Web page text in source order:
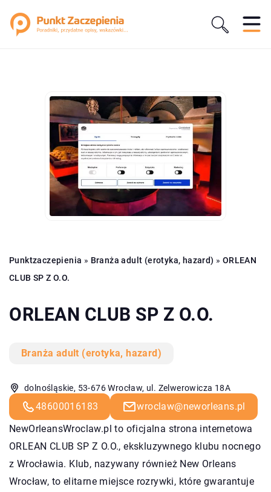
Punktzaczepienia » Branża adult (erotyka, hazard) » ORLEAN
CLUB SP Z O.O.
ORLEAN CLUB SP Z O.O.
Branża adult (erotyka, hazard)
dolnośląskie, 53-676 Wrocław, ul. Zelwerowicza 18A
48600016183
wroclaw@neworleans.pl
NewOrleansWroclaw.pl to oficjalna strona internetowa
ORLEAN CLUB SP Z O.O., ekskluzywnego klubu nocnego
z Wrocławia. Klub, nazywany również New Orleans
Wrocław, to elitarne miejsce rozrywki, które gwarantuje